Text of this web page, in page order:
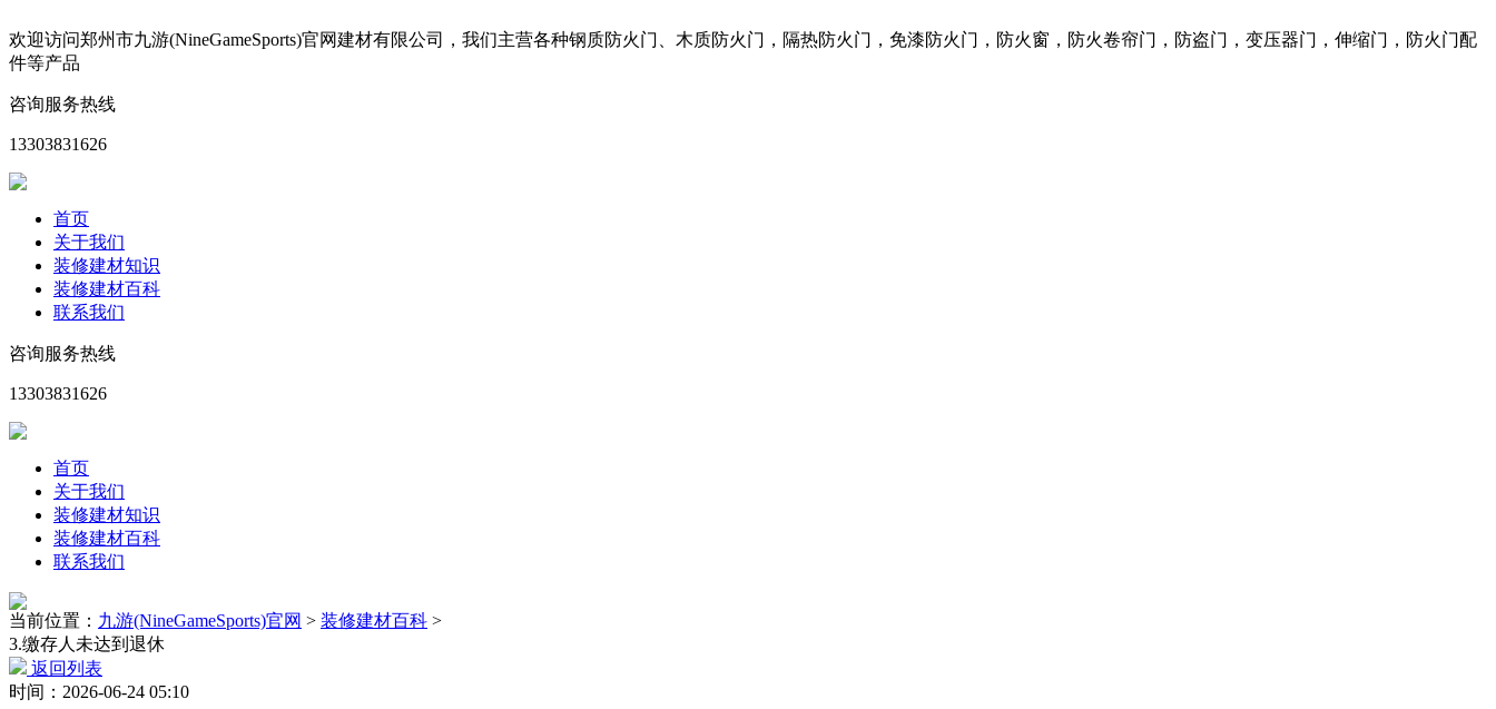
欢迎访问郑州市九游(NineGameSports)官网建材有限公司，我们主营各种钢质防火门、木质防火门，隔热防火门，免漆防火门，防火窗，防火卷帘门，防盗门，变压器门，伸缩门，防火门配
件等产品
咨询服务热线
13303831626
首页
关于我们
装修建材知识
装修建材百科
联系我们
咨询服务热线
13303831626
首页
关于我们
装修建材知识
装修建材百科
联系我们
当前位置： 九游(NineGameSports)官网 > 装修建材百科 >
3.缴存人未达到退休
返回列表
时间：2026-06-24 05:10